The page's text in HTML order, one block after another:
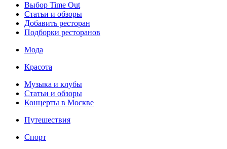
Выбор Time Out
Статьи и обзоры
Добавить ресторан
Подборки ресторанов
Мода
Красота
Музыка и клубы
Статьи и обзоры
Концерты в Москве
Путешествия
Спорт